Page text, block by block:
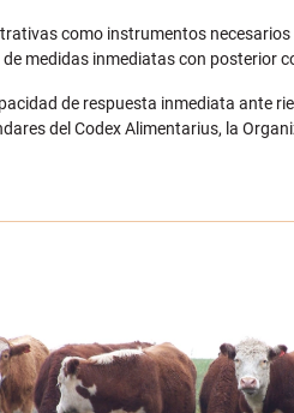
como instrumentos
medidas inmediatas con posterior
de respuesta inmediata
del Codex Alimentarius, la